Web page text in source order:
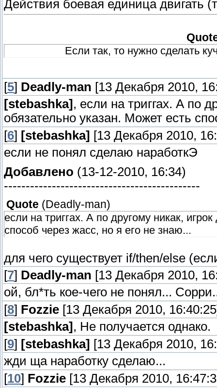
Действия боевая единица двигать
Если так, то нужно сделать
[5] Deadly-man [13 Декабря 2010,
[stebashka] , если на триггах. А по
обязательно указан. Может есть
[6] [stebashka] [13 Декабря 2010,
если не понял сделаю наработкЭ
Добавлено (13-12-2010, 16:34)
---------------------------------------------
Quote (Deadly-man)
если на триггах. А по другому никак,
способ через жасс, но я его не знаю...
для чего существует if/then/else
[7] Deadly-man [13 Декабря 2010,
ой, бл*ть кое-чего не понял...
[8] Fozzie [13 Декабря 2010,
[stebashka] , Не получается однако.
[9] [stebashka] [13 Декабря 2010,
жди ща наработку сделаю...
[10] Fozzie [13 Декабря 2010,